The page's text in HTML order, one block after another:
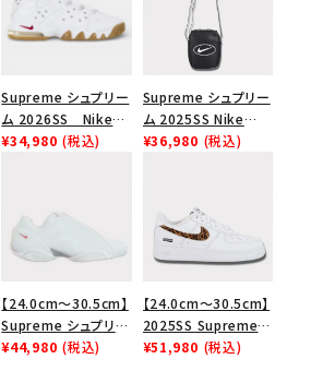
Supreme シュプリー
ム 2026SS Nike
SB Air Max 2 CB 94
¥34,980 (税込)
Supreme シュプリー
ム 2025SS Nike
Leather Shoulder
¥36,980 (税込)
【24.0cm～30.5cm】
Supreme シュプリー
ム 2023AW Nike
¥44,980 (税込)
【24.0cm～30.5cm】
2025SS Supreme
GOODENOUGH
¥51,980 (税込)